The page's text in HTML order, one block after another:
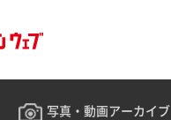
写真・動画アーカイブ